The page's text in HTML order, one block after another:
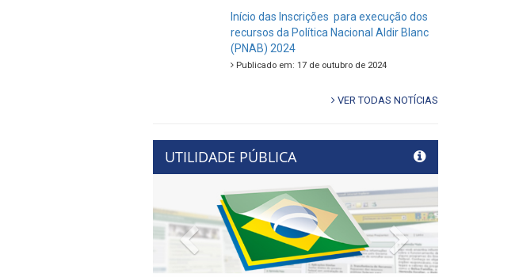
Início das Inscrições para execução dos
recursos da Política Nacional Aldir Blanc
(PNAB) 2024
Publicado em: 17 de outubro de 2024
VER TODAS NOTÍCIAS
UTILIDADE PÚBLICA
Previous Next